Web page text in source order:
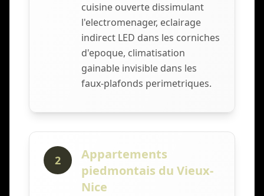
cuisine ouverte dissimulant
l'electromenager, eclairage
indirect LED dans les corniches
d'epoque, climatisation
gainable invisible dans les
faux-plafonds perimetriques.
2
Appartements
piedmontais du Vieux-
Nice